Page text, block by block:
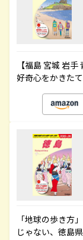
【福島 宮城 岩
好奇心をかきた
「地球の歩き方
じゃない、徳島